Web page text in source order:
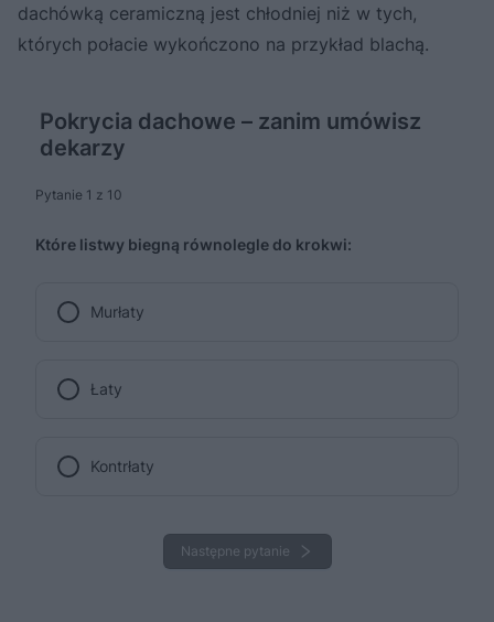
dachówką ceramiczną jest chłodniej niż w tych,
których połacie wykończono na przykład blachą.
Pokrycia dachowe – zanim umówisz
dekarzy
Pytanie 1 z 10
Które listwy biegną równolegle do krokwi:
Murłaty
Łaty
Kontrłaty
Następne pytanie